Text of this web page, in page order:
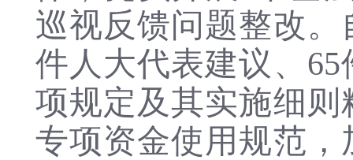
巡视反馈问题整改
件人大代表建议、 65
项规定及其实施细
专项资金使用规范